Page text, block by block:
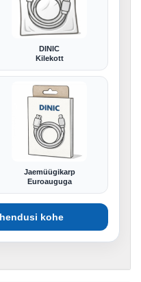
DINIC
Kilekott
Jaemüügikarp
Euroauguga
kohe